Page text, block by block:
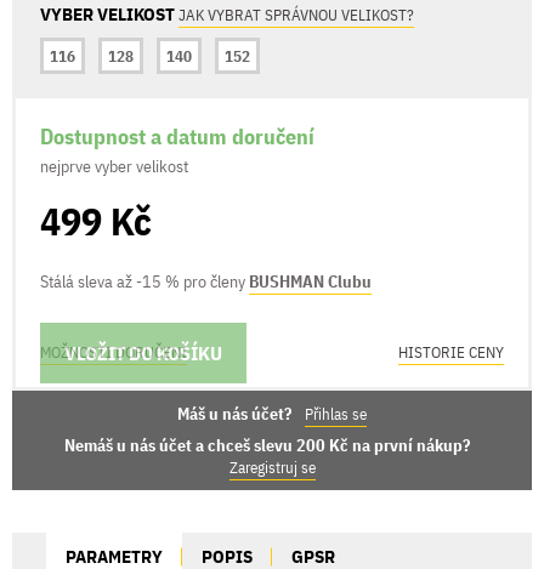
VYBER VELIKOSTJAK VYBRAT SPRÁVNOU VELIKOST?
116
128 140 152
Dostupnost a datum doručení
nejprve vyber velikost
499 Kč
Stálá sleva až -15 % pro členy BUSHMAN Clubu
VLOŽIT DO KOŠÍKU
MOŽNOSTI DORUČENÍ HISTORIE CENY
Máš u nás účet? Přihlas se
Nemáš u nás účet a chceš slevu 200 Kč na první nákup?
Zaregistruj se
PARAMETRY POPIS GPSR